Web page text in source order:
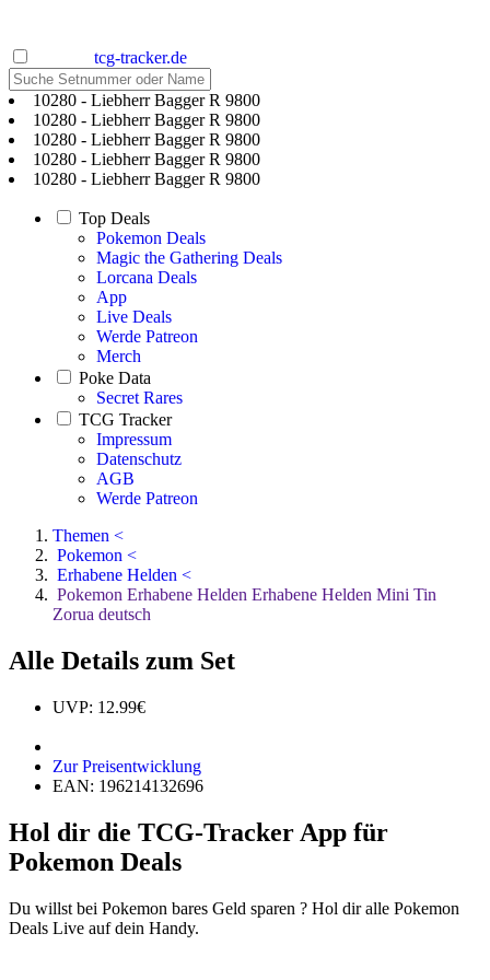
tcg-tracker.de
10280 - Liebherr Bagger R 9800
10280 - Liebherr Bagger R 9800
10280 - Liebherr Bagger R 9800
10280 - Liebherr Bagger R 9800
10280 - Liebherr Bagger R 9800
Top Deals
Pokemon Deals
Magic the Gathering Deals
Lorcana Deals
App
Live Deals
Werde Patreon
Merch
Poke Data
Secret Rares
TCG Tracker
Impressum
Datenschutz
AGB
Werde Patreon
Themen <
Pokemon <
Erhabene Helden <
Pokemon Erhabene Helden Erhabene Helden Mini Tin
Zorua deutsch
Alle Details zum Set
UVP: 12.99€
Zur Preisentwicklung
EAN: 196214132696
Hol dir die TCG-Tracker App für
Pokemon Deals
Du willst bei Pokemon bares Geld sparen ? Hol dir alle Pokemon
Deals Live auf dein Handy.